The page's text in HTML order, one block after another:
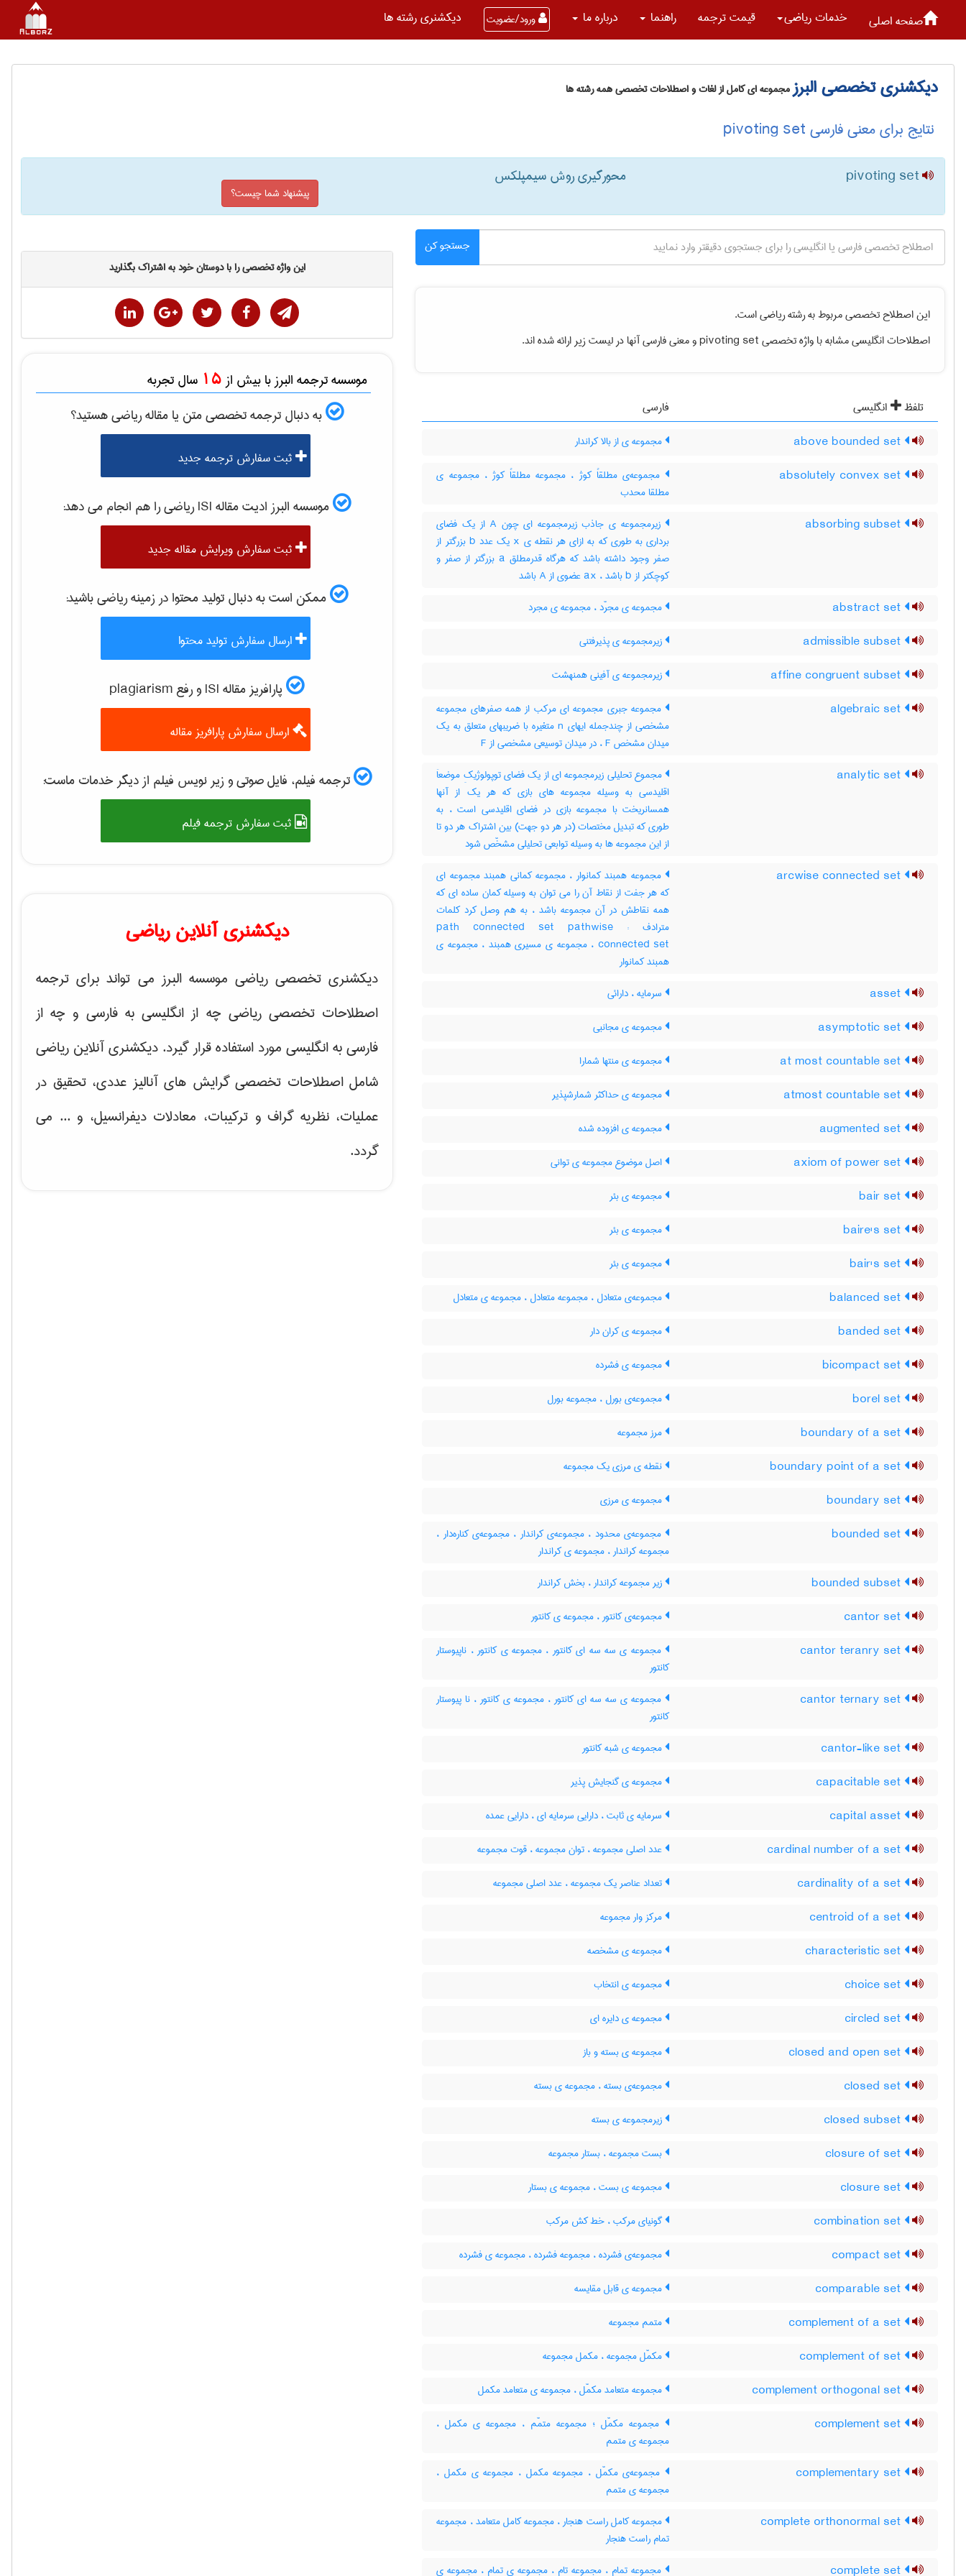
صفحه اصلی خدمات رياضی قیمت ترجمه راهنما درباره ما ورود/عضویت دیکشنری رشته ها
دیکشنری تخصصی البرزمجموعه ای کامل از لغات و اصطلاحات تخصصی همه رشته ها
نتایج برای معنی فارسی pivoting set
pivoting set محورگیری روش سیمپلکس
پیشنهاد شما چیست؟
جستجو کن
این اصطلاح تخصصی مربوط به رشتهرياضیاست.
اصطلاحات انگلیسی مشابه با واژه تخصصیpivoting setو معنی فارسی آنها در لیست زیر ارائه شده اند.
تلفظ انگلیسی
فارسی
مجموعه ی از بالا کراندار
مجموعه‌ی مطلقاً کوژ ، مجموعه مطلقاً کوژ ، مجموعه ی
مطلقا محدب
زیرمجموعه ی جاذب زیرمجموعه ای چون A از یک فضای
برداری به طوری که به ازای هر نقطه ی x یک عدد b بزرگتر از
صفر وجود داشته باشد که هرگاه قدرمطلق a بزرگتر از صفر و
کوچکتر از b باشد ، ax عضوی از A باشد
مجموعه ی مجرّد ، مجموعه ی مجرد
زیرمجموعه ی پذیرفتنی
زیرمجموعه ی آفینی همنهشت
مجموعه جبری مجموعه ای مرکب از همه صفرهای مجموعه
مشخصی از چندجمله ایهای n متغیره با ضریبهای متعلق به یک
میدان مشخص F ، در میدان توسیعی مشخصی از F
مجموع تحلیلی زیرمجموعه ای از یک فضای توپولوژیکِ موضعاَ
اقلیدسی به وسیله مجموعه های بازی که هر یک از آنها
همسانریخت با مجموعه بازی در فضای اقلیدسی است ، به
طوری که تبدیل مختصات (در هر دو جهت) بین اشتراک هر دو تا
از این مجموعه ها به وسیله توابعی تحلیلی مشخّص شود
مجموعه همبند کمانوار ، مجموعه کمانی همبند مجموعه ای
که هر جفت از نقاط آن را می توان به وسیله کمان ساده ای که
همه نقاطش در آن مجموعه باشد ، به هم وصل کرد کلمات
مترادف : path connected set pathwise
connected set ، مجموعه ی مسیری همبند ، مجموعه ی
همبند کمانوار
سرمایه ، دارائی
مجموعه ی مجانبی
مجموعه ی منتها شمارا
مجموعه ی حداکثر شمارشپذیر
مجموعه ی افزوده شده
اصل موضوع مجموعه ی توانی
مجموعه ی بئر
مجموعه ی بئر
مجموعه ی بئر
مجموعه‌ی متعادل ، مجموعه متعادل ، مجموعه ی متعادل
مجموعه ی کران دار
مجموعه ی فشرده
مجموعه‌ی بورل ، مجموعه بورل
مرز مجموعه
نقطه ی مرزی یک مجموعه
مجموعه ی مرزی
مجموعه‌ی محدود ، مجموعه‌ی کراندار ، مجموعه‌ی کناره‌دار ،
مجموعه کراندار ، مجموعه ی کراندار
زیر مجموعه کراندار ، بخش کراندار
مجموعه‌ی کانتور ، مجموعه ی کانتور
مجموعه ی سه سه ای کانتور ، مجموعه ی کانتور ، ناپیوستار
کانتور
مجموعه ی سه سه ای کانتور ، مجموعه ی کانتور ، نا پیوستار
کانتور
مجموعه ی شبه کانتور
مجموعه ی گنجایش پذیر
سرمایه ی ثابت ، دارایی سرمایه ای ، دارایی عمده
عدد اصلی مجموعه ، توان مجموعه ، قوت مجموعه
تعداد عناصر یک مجموعه ، عدد اصلی مجموعه
مرکز وار مجموعه
مجموعه ی مشخصه
مجموعه ی انتخاب
مجموعه ی دایره ای
مجموعه ی بسته و باز
مجموعه‌ی بسته ، مجموعه ی بسته
زیرمجموعه ی بسته
بست مجموعه ، بستار مجموعه
مجموعه ی بست ، مجموعه ی بستار
گونیای مرکب ، خط کش مرکب
مجموعه‌ی فشرده ، مجموعه فشرده ، مجموعه ی فشرده
مجموعه ی قابل مقایسه
متمم مجموعه
مکمّل مجموعه ، مکمل مجموعه
مجموعه متعامد مکمّل ، مجموعه ی متعامد مکمل
مجموعه مکمّل ؛ مجموعه متمّم ، مجموعه ی مکمل ،
مجموعه ی متمم
مجموعه‌ی مکمّل ، مجموعه مکمل ، مجموعه ی مکمل ،
مجموعه ی متمم
مجموعه کامل راست هنجار ، مجموعه کامل متعامد ، مجموعه
تمام راست هنجار
مجموعه تمام ، مجموعه تام ، مجموعه ی تمام ، مجموعه ی
این واژه تخصصی را با دوستان خود به اشتراک بگذارید
موسسه ترجمه البرز با بیش از 15 سال تجربه
به دنبال ترجمه تخصصی متن یا مقالهرياضیهستید؟
ثبت سفارش ترجمه جدید
موسسه البرز ادیت مقاله ISI رياضیرا هم انجام می دهد:
ثبت سفارش ویرایش مقاله جدید
ممکن است به دنبال تولید محتوا در زمینهرياضیباشید:
ارسال سفارش تولید محتوا
پارافریز مقاله ISI و رفع plagiarism
ارسال سفارش پارافریز مقاله
ترجمه فیلم، فایل صوتی و زیر نویس فیلم از دیگر خدمات ماست:
ثبت سفارش ترجمه فیلم
دیکشنری آنلاین ریاضی
دیکشنری تخصصی ریاضی موسسه البرز می تواند برای ترجمه
اصطلاحات تخصصی ریاضی چه از انگلیسی به فارسی و چه از
فارسی به انگلیسی مورد استفاده قرار گیرد. دیکشنری آنلاین ریاضی
شامل اصطلاحات تخصصی گرایش هایآنالیز عددی، تحقیق در
عملیات، نظریه گراف و تركیبات، معادلات دیفرانسیل، و ... می
گردد.